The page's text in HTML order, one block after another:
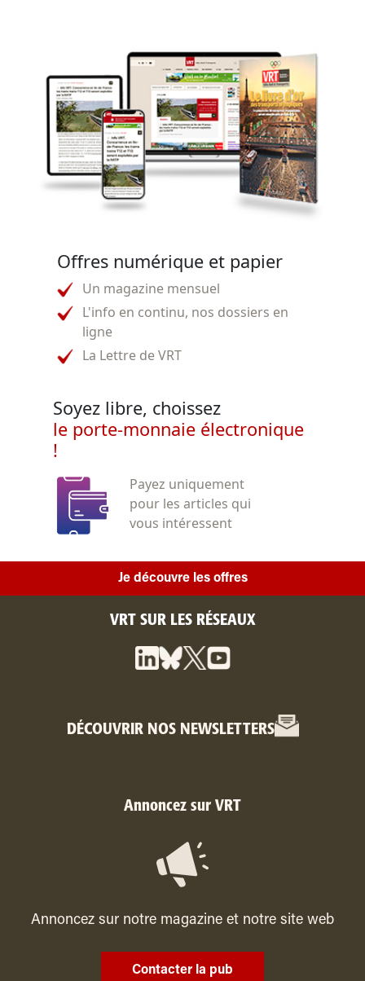
Offres numérique et papier
Un magazine mensuel
L'info en continu, nos dossiers en
ligne
La Lettre de VRT
Soyez libre, choissez
le porte-monnaie électronique
!
Payez uniquement
pour les articles qui
vous intéressent
Je découvre les offres
VRT SUR LES RÉSEAUX
DÉCOUVRIR NOS NEWSLETTERS
Annoncez sur VRT
Annoncez sur notre magazine et notre site web
Contacter la pub